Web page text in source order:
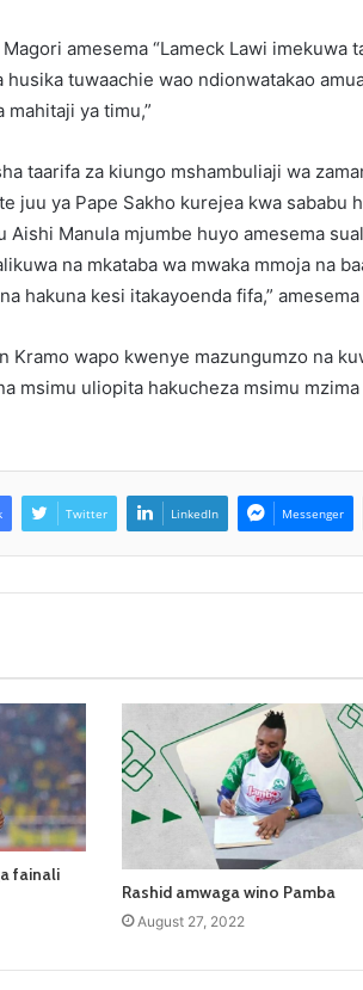
amesema “Lameck Lawi
husika tuwaachie wao ndionwatakao
mahitaji ya timu,”
taarifa za kiungo mshambuliaji wa
juu ya Pape Sakho kurejea kwa sababu
Aishi Manula mjumbe huyo amesema
na mkataba wa mwaka mmoja na
hakuna kesi itakayoenda fifa,”
Kramo wapo kwenye mazungumzo na
msimu uliopita hakucheza msimu
Twitter LinkedIn Messenger
fainali
Rashid amwaga wino Pamba
August 27, 2022